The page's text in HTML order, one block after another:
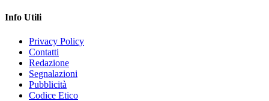
Info Utili
Privacy Policy
Contatti
Redazione
Segnalazioni
Pubblicità
Codice Etico